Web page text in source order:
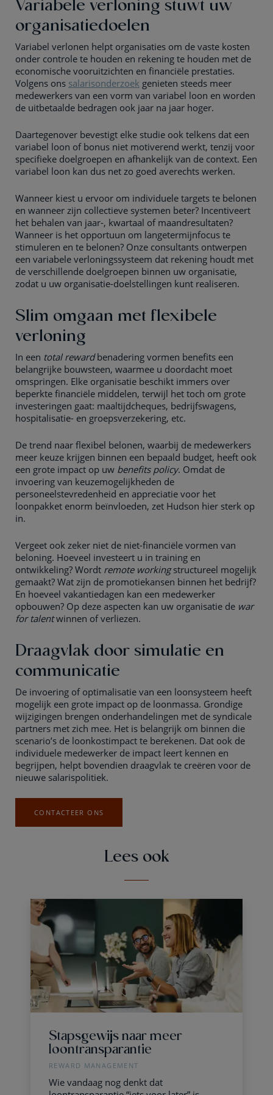
organisatiedoelen
Variabel verlonen helpt organisaties om de vaste kosten
onder controle te houden en rekening te houden met de
economische vooruitzichten en financiële prestaties.
Volgens ons salarisonderzoek genieten steeds meer
medewerkers van een vorm van variabel loon en worden
de uitbetaalde bedragen ook jaar na jaar hoger.
Daartegenover bevestigt elke studie ook telkens dat een
variabel loon of bonus niet motiverend werkt, tenzij voor
specifieke doelgroepen en afhankelijk van de context. Een
variabel loon kan dus net zo goed averechts werken.
Wanneer kiest u ervoor om individuele targets te belonen
en wanneer zijn collectieve systemen beter? Incentiveert
het behalen van jaar-, kwartaal of maandresultaten?
Wanneer is het opportuun om langetermijnfocus te
stimuleren en te belonen? Onze consultants ontwerpen
een variabele verloningssysteem dat rekening houdt met
de verschillende doelgroepen binnen uw organisatie,
zodat u uw organisatie-doelstellingen kunt realiseren.
Slim omgaan met flexibele
verloning
In een total rewardbenadering vormen benefits een
belangrijke bouwsteen, waarmee u doordacht moet
omspringen. Elke organisatie beschikt immers over
beperkte financiële middelen, terwijl het toch om grote
investeringen gaat: maaltijdcheques, bedrijfswagens,
hospitalisatie- en groepsverzekering, etc.
De trend naar flexibel belonen, waarbij de medewerkers
meer keuze krijgen binnen een bepaald budget, heeft ook
een grote impact op uw benefits policy. Omdat de
invoering van keuzemogelijkheden de
personeelstevredenheid en appreciatie voor het
loonpakket enorm beïnvloeden, zet Hudson hier sterk op
in.
Vergeet ook zeker niet de niet-financiële vormen van
beloning. Hoeveel investeert u in training en
ontwikkeling? Wordt remote workingstructureel mogelijk
gemaakt? Wat zijn de promotiekansen binnen het bedrijf?
En hoeveel vakantiedagen kan een medewerker
opbouwen? Op deze aspecten kan uw organisatie de war
for talentwinnen of verliezen.
Draagvlak door simulatie en
communicatie
De invoering of optimalisatie van een loonsysteem heeft
mogelijk een grote impact op de loonmassa. Grondige
wijzigingen brengen onderhandelingen met de syndicale
partners met zich mee. Het is belangrijk om binnen die
scenario’s de loonkostimpact te berekenen. Dat ook de
individuele medewerker de impact leert kennen en
begrijpen, helpt bovendien draagvlak te creëren voor de
nieuwe salarispolitiek.
CONTACTEER ONS
Lees ook
Stapsgewijs naar meer
loontransparantie
REWARD MANAGEMENT
Wie vandaag nog denkt dat